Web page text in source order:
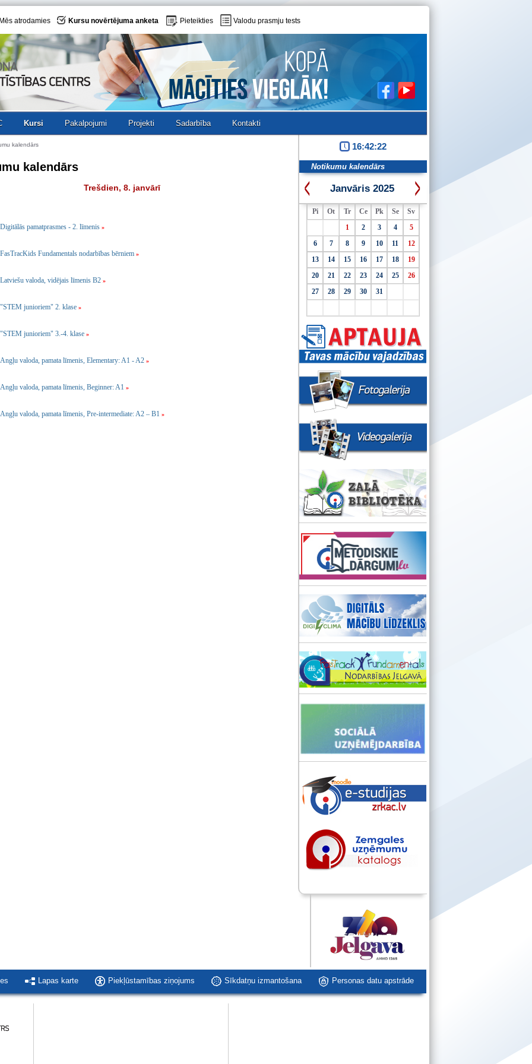
Mēs atrodamies Kursu novērtējuma anketa Pieteikties Valodu prasmju tests
Kursi Pakalpojumi Projekti Sadarbība Kontakti
kalendārs
kalendārs
Trešdien, 8. janvārī
Digitālās pamatprasmes - 2. līmenis »
FasTracKids Fundamentals nodarbības bērniem »
Latviešu valoda, vidējais līmenis B2 »
"STEM junioriem" 2. klase »
"STEM junioriem" 3.-4. klase »
Angļu valoda, pamata līmenis, Elementary: A1 - A2 »
Angļu valoda, pamata līmenis, Beginner: A1 »
Angļu valoda, pamata līmenis, Pre-intermediate: A2 – B1 »
16:42:23
Notikumu kalendārs
Janvāris 2025
Pi Ot Tr Ce Pk Se
Sv
1
2 3 4
5
6
7 8 9 10 11
12
13
14 15 16 17 18
19
20
21 22 23 24 25
26
27
28 29 30 31
Lapas karte Piekļūstamības ziņojums Sīkdatņu izmantošana Personas datu apstrāde